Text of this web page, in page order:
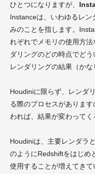
ひとつになりますが、
Instanceは、いわゆるレン
みのことを指します。
れぞれでメモリの使用方
ダリングのどの時点でど
レンダリングの結果（かな
Houdiniに限らず、レンダ
る際のプロセスがありま
われば、結果が変わってく
Houdiniは、主要レンダラ
のようにRedshiftをはじめ
使用することが増えてき